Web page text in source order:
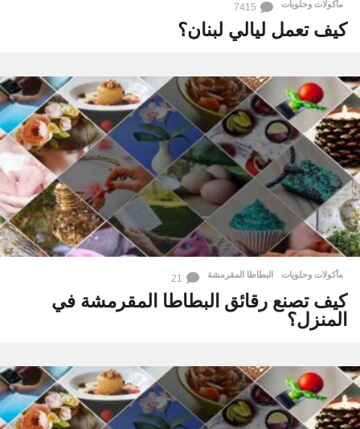
مأكولات وحلويات 7415
كيف تعمل ليالي لبنان؟
مأكولات وحلويات البطاطا المقرمشة 21
كيف تصنع رقائق البطاطا المقرمشة في
المنزل؟